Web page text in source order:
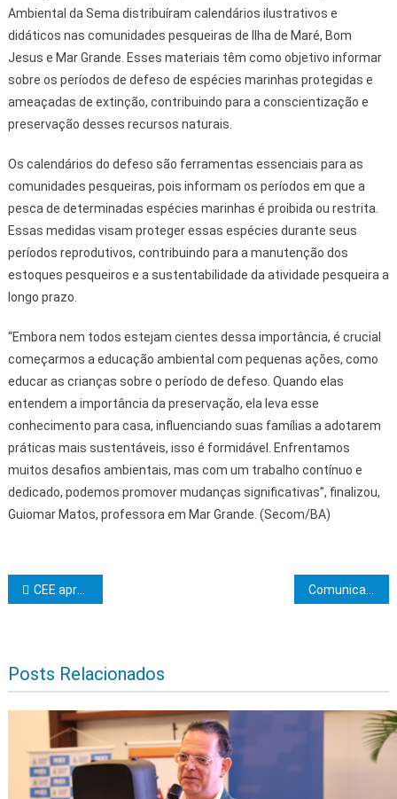
Ambiental da Sema distribuíram calendários ilustrativos e
didáticos nas comunidades pesqueiras de Ilha de Maré, Bom
Jesus e Mar Grande. Esses materiais têm como objetivo informar
sobre os períodos de defeso de espécies marinhas protegidas e
ameaçadas de extinção, contribuindo para a conscientização e
preservação desses recursos naturais.
Os calendários do defeso são ferramentas essenciais para as
comunidades pesqueiras, pois informam os períodos em que a
pesca de determinadas espécies marinhas é proibida ou restrita.
Essas medidas visam proteger essas espécies durante seus
períodos reprodutivos, contribuindo para a manutenção dos
estoques pesqueiros e a sustentabilidade da atividade pesqueira a
longo prazo.
“Embora nem todos estejam cientes dessa importância, é crucial
começarmos a educação ambiental com pequenas ações, como
educar as crianças sobre o período de defeso. Quando elas
entendem a importância da preservação, ela leva esse
conhecimento para casa, influenciando suas famílias a adotarem
práticas mais sustentáveis, isso é formidável. Enfrentamos
muitos desafios ambientais, mas com um trabalho contínuo e
dedicado, podemos promover mudanças significativas”, finalizou,
Guiomar Matos, professora em Mar Grande. (Secom/BA)
Navegação de Post
CEE aprova recredenciamento de três cursos da UESC Comunicado – Reajuste da tarifa de gás natural
Posts Relacionados